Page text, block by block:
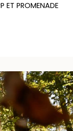
ET PROMENADE